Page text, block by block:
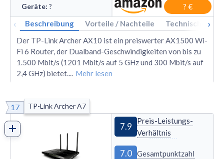
Geräte: ? ? €
‹ Beschreibung Vorteile / Nachteile Technische›
Der TP-Link Archer AX10 ist ein preiswerter AX1500 Wi-
Fi 6 Router, der Dualband-Geschwindigkeiten von bis zu
1.500 Mbit/s (1201 Mbit/s auf 5 GHz und 300 Mbit/s auf
2,4 GHz) bietet.... Mehr lesen
17 TP-Link Archer A7
7.9
Preis-Leistungs-
Verhältnis
7.0 Gesamtpunktzahl